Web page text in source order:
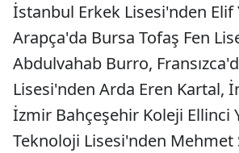
İstanbul Erkek Lisesi'nden Elif
Arapça'da Bursa Tofaş Fen
Abdulvahab Burro,
Lisesi'nden Arda Eren Kartal,
İzmir Bahçeşehir Koleji Ellinci
Teknoloji Lisesi'nden Mehmet